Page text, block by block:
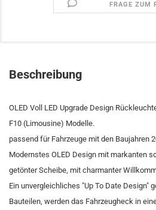
FRAGE ZUM
Beschreibung
OLED Voll LED Upgrade Design
F10 (Limousine) Modelle.
passend für Fahrzeuge mit den Baujahren
Modernstes OLED Design mit markanten
getönter Scheibe, mit charmanter
Ein unvergleichliches "Up To Date Design"
Bauteilen, werden das Fahrzeugheck in